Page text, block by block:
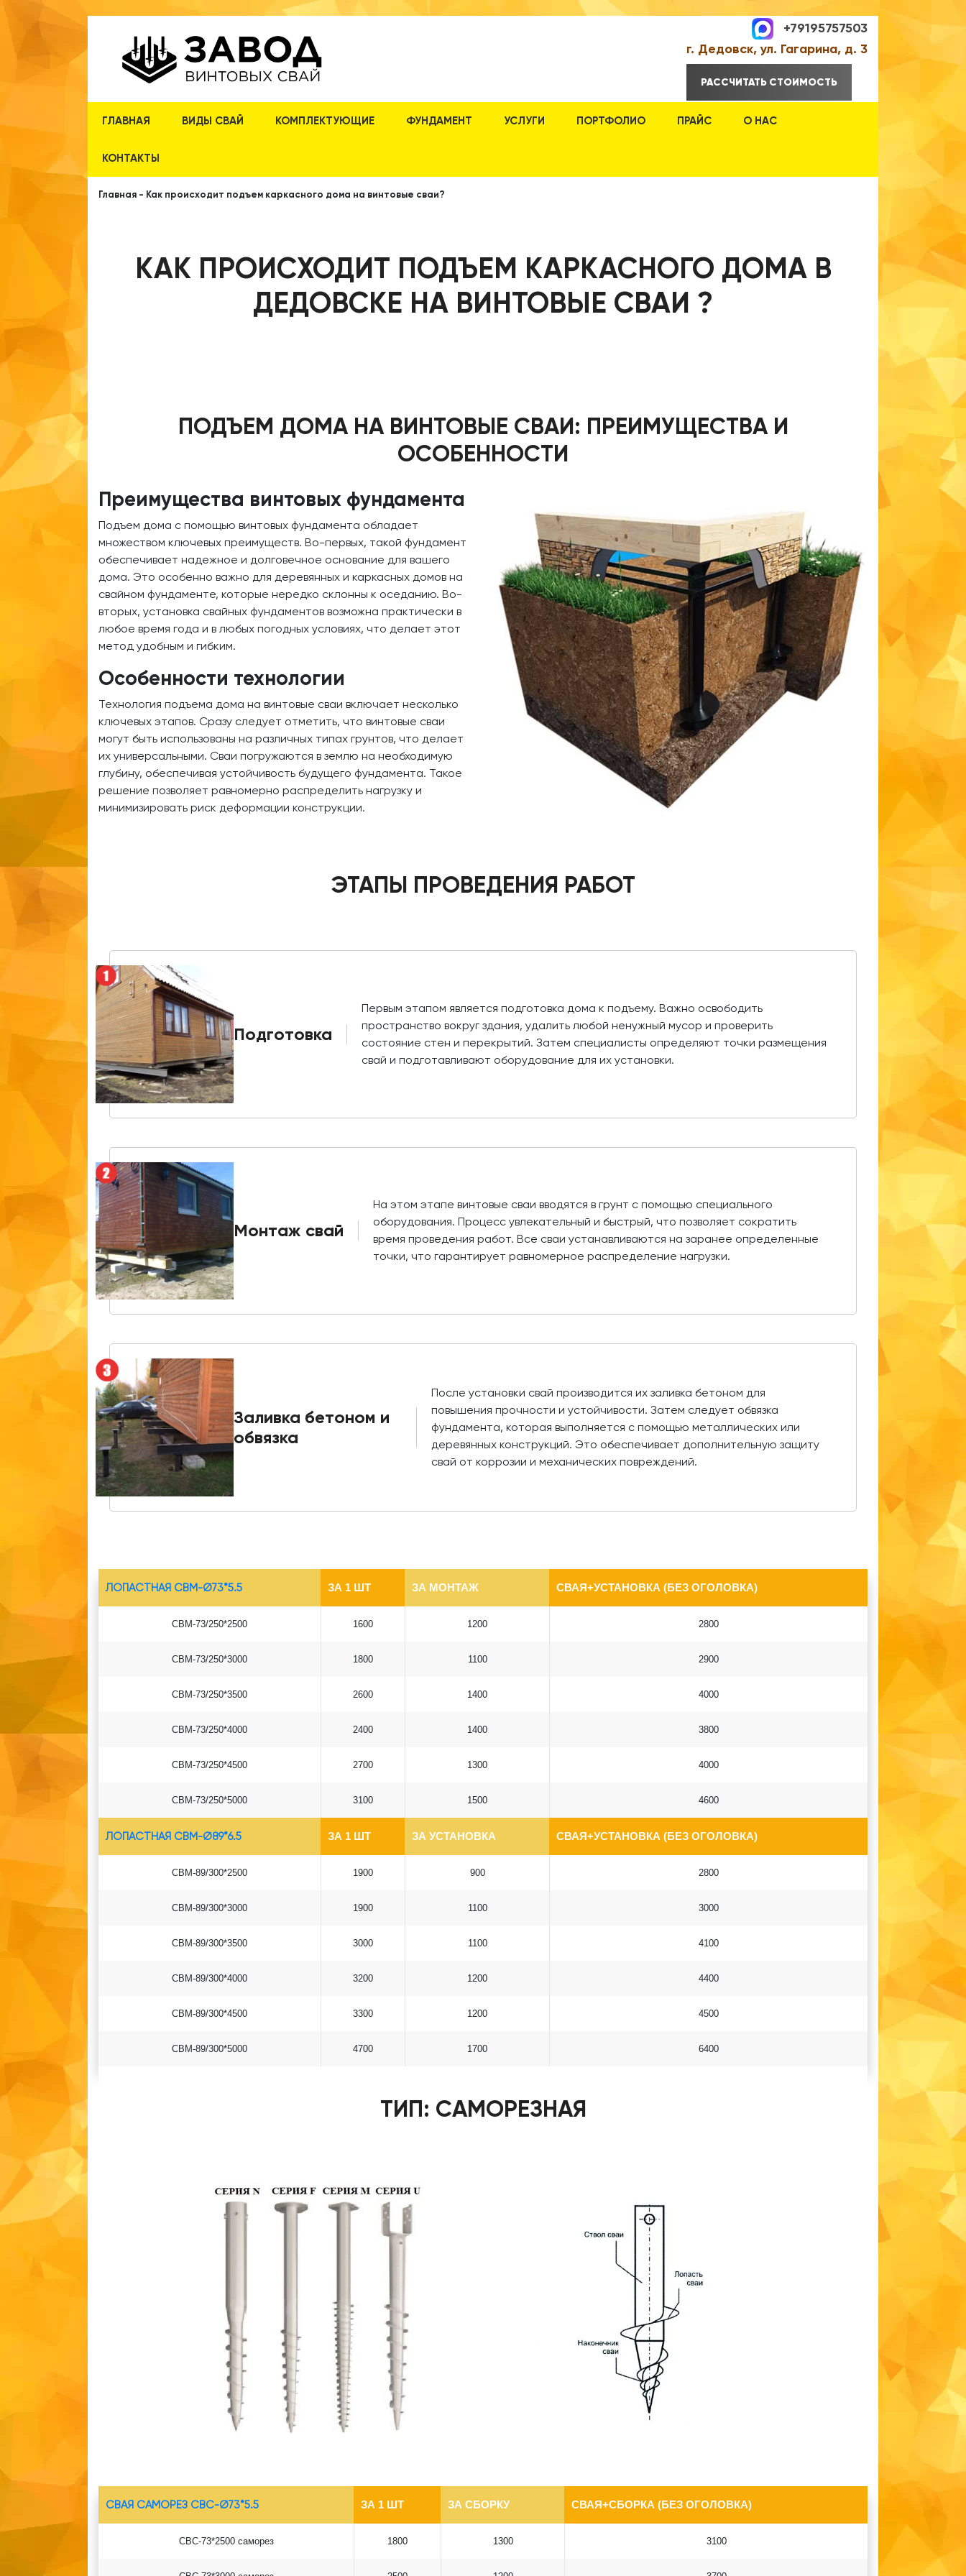
+79195757503
г. Дедовск, ул. Гагарина, д. 3
РАССЧИТАТЬ СТОИМОСТЬ
ГЛАВНАЯ ВИДЫ СВАЙ КОМПЛЕКТУЮЩИЕ ФУНДАМЕНТ УСЛУГИ ПОРТФОЛИО ПРАЙС О НАС
КОНТАКТЫ
Главная - Как происходит подъем каркасного дома на винтовые сваи?
КАК ПРОИСХОДИТ ПОДЪЕМ КАРКАСНОГО ДОМА В
ДЕДОВСКЕ НА ВИНТОВЫЕ СВАИ ?
ПОДЪЕМ ДОМА НА ВИНТОВЫЕ СВАИ: ПРЕИМУЩЕСТВА И
ОСОБЕННОСТИ
Преимущества винтовых фундамента
Подъем дома с помощью винтовых фундамента обладает
множеством ключевых преимуществ. Во-первых, такой фундамент
обеспечивает надежное и долговечное основание для вашего
дома. Это особенно важно для деревянных и каркасных домов на
свайном фундаменте, которые нередко склонны к оседанию. Во-
вторых, установка свайных фундаментов возможна практически в
любое время года и в любых погодных условиях, что делает этот
метод удобным и гибким.
Особенности технологии
Технология подъема дома на винтовые сваи включает несколько
ключевых этапов. Сразу следует отметить, что винтовые сваи
могут быть использованы на различных типах грунтов, что делает
их универсальными. Сваи погружаются в землю на необходимую
глубину, обеспечивая устойчивость будущего фундамента. Такое
решение позволяет равномерно распределить нагрузку и
минимизировать риск деформации конструкции.
ЭТАПЫ ПРОВЕДЕНИЯ РАБОТ
Подготовка
Первым этапом является подготовка дома к подъему. Важно освободить
пространство вокруг здания, удалить любой ненужный мусор и проверить
состояние стен и перекрытий. Затем специалисты определяют точки размещения
свай и подготавливают оборудование для их установки.
Монтаж свай
На этом этапе винтовые сваи вводятся в грунт с помощью специального
оборудования. Процесс увлекательный и быстрый, что позволяет сократить
время проведения работ. Все сваи устанавливаются на заранее определенные
точки, что гарантирует равномерное распределение нагрузки.
Заливка бетоном и
обвязка
После установки свай производится их заливка бетоном для
повышения прочности и устойчивости. Затем следует обвязка
фундамента, которая выполняется с помощью металлических или
деревянных конструкций. Это обеспечивает дополнительную защиту
свай от коррозии и механических повреждений.
ЛОПАСТНАЯ СВМ-Ø73*5.5 ЗА 1 ШТ ЗА МОНТАЖ СВАЯ+УСТАНОВКА (БЕЗ ОГОЛОВКА)
СВМ-73/250*2500 1600 1200 2800
СВМ-73/250*3000 1800 1100 2900
СВМ-73/250*3500 2600 1400 4000
СВМ-73/250*4000 2400 1400 3800
СВМ-73/250*4500 2700 1300 4000
СВМ-73/250*5000 3100 1500 4600
ЛОПАСТНАЯ СВМ-Ø89*6.5 ЗА 1 ШТ ЗА УСТАНОВКА СВАЯ+УСТАНОВКА (БЕЗ ОГОЛОВКА)
СВМ-89/300*2500 1900 900 2800
СВМ-89/300*3000 1900 1100 3000
СВМ-89/300*3500 3000 1100 4100
СВМ-89/300*4000 3200 1200 4400
СВМ-89/300*4500 3300 1200 4500
СВМ-89/300*5000 4700 1700 6400
ТИП: САМОРЕЗНАЯ
СВАЯ САМОРЕЗ СВС-Ø73*5.5 ЗА 1 ШТ ЗА СБОРКУ СВАЯ+СБОРКА (БЕЗ ОГОЛОВКА)
СВС-73*2500 саморез 1800 1300 3100